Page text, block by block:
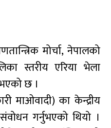
मोर्चा, नेपालको
स्तरीय एरिया भेला
छ ।
माओवादी) का केन्द्रीय
गर्नुभएको थियो ।